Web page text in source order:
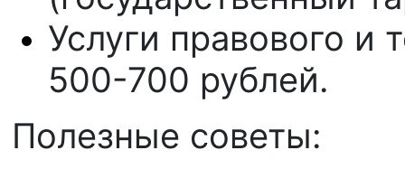
Услуги правового и
500-700 рублей.
Полезные советы: